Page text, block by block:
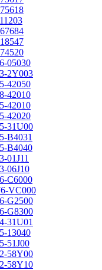
05030
2Y003
42050
42010
42010
42020
31U00
B4031
B4040
01J11
06J10
C6000
VC000
G2500
G8300
31U01
13040
51J00
58Y00
58Y10